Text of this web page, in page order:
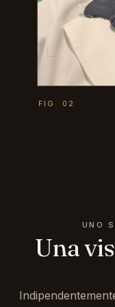
FIG. 02
UNO
Una